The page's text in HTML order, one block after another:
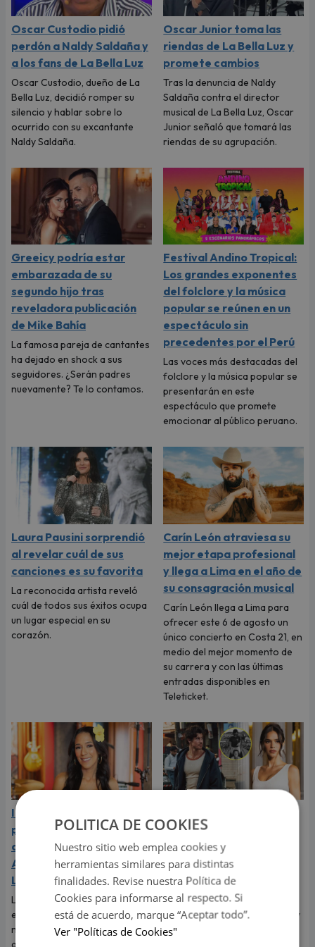
Oscar Custodio pidió
perdón a Naldy Saldaña y
a los fans de La Bella Luz
Oscar Custodio, dueño de La
Bella Luz, decidió romper su
silencio y hablar sobre lo
ocurrido con su excantante
Naldy Saldaña.
Oscar Junior toma las
riendas de La Bella Luz y
promete cambios
Tras la denuncia de Naldy
Saldaña contra el director
musical de La Bella Luz, Oscar
Junior señaló que tomará las
riendas de su agrupación.
Greeicy podría estar
embarazada de su
segundo hijo tras
reveladora publicación
de Mike Bahía
La famosa pareja de cantantes
ha dejado en shock a sus
seguidores. ¿Serán padres
nuevamente? Te lo contamos.
Festival Andino Tropical:
Los grandes exponentes
del folclore y la música
popular se reúnen en un
espectáculo sin
precedentes por el Perú
Las voces más destacadas del
folclore y la música popular se
presentarán en este
espectáculo que promete
emocionar al público peruano.
Laura Pausini sorprendió
al revelar cuál de sus
canciones es su favorita
La reconocida artista reveló
cuál de todos sus éxitos ocupa
un lugar especial en su
corazón.
Carín León atraviesa su
mejor etapa profesional
y llega a Lima en el año de
su consagración musical
Carín León llega a Lima para
ofrecer este 6 de agosto un
único concierto en Costa 21, en
medio del mejor momento de
su carrera y con las últimas
entradas disponibles en
Teleticket.
Indy Fontaine estará por
primera vez a Perú para
abrir los conciertos de
Alex Ubago en Arequipa y
Lima
La cantante cubano-
estadounidense debutará en
nuestro país luego del éxito
alcanzado con su sencillo
amor por Bruna
Marquezine, expareja de
Neymar: "Te amo
muchísimo"
El cantante dedicó tiernas
palabras a Bruna Marquezine y
dejó claro que vive uno de los
POLITICA DE COOKIES
Nuestro sitio web emplea cookies y
herramientas similares para distintas
finalidades. Revise nuestra Política de
Cookies para informarse al respecto. Si
está de acuerdo, marque “Aceptar todo”.
Ver "Políticas de Cookies"